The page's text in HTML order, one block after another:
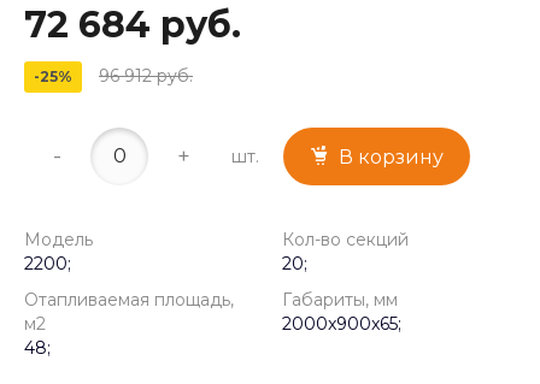
72 684 руб.
-25% 96 912 руб.
- + шт. В корзину
Модель
2200;
Кол-во секций
20;
Отапливаемая площадь,
м2
48;
Габариты, мм
2000x900x65;